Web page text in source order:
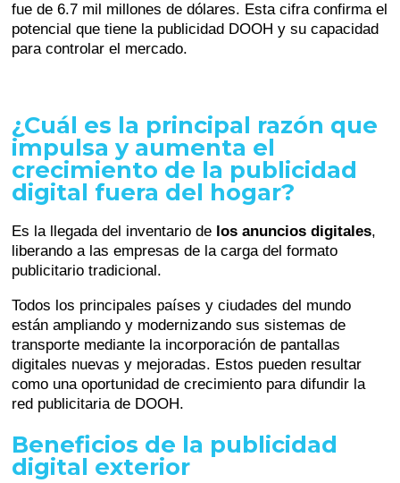
fue de 6.7 mil millones de dólares. Esta cifra confirma el
potencial que tiene la publicidad DOOH y su capacidad
para controlar el mercado.
¿Cuál es la principal razón que
impulsa y aumenta el
crecimiento de la publicidad
digital fuera del hogar?
Es la llegada del inventario de los anuncios digitales,
liberando a las empresas de la carga del formato
publicitario tradicional.
Todos los principales países y ciudades del mundo
están ampliando y modernizando sus sistemas de
transporte mediante la incorporación de pantallas
digitales nuevas y mejoradas. Estos pueden resultar
como una oportunidad de crecimiento para difundir la
red publicitaria de DOOH.
Beneficios de la publicidad
digital exterior